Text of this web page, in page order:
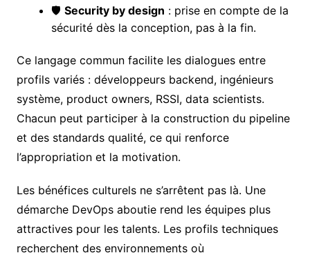
🛡️ Security by design : prise en compte de la
sécurité dès la conception, pas à la fin.
Ce langage commun facilite les dialogues entre
profils variés : développeurs backend, ingénieurs
système, product owners, RSSI, data scientists.
Chacun peut participer à la construction du pipeline
et des standards qualité, ce qui renforce
l’appropriation et la motivation.
Les bénéfices culturels ne s’arrêtent pas là. Une
démarche DevOps aboutie rend les équipes plus
attractives pour les talents. Les profils techniques
recherchent des environnements où